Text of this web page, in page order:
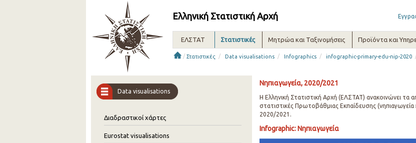
Ελληνική Στατιστική Αρχή
ΕΛΣΤΑΤ Στατιστικές Μητρώα και Ταξινομήσεις Προϊόντα και
/ Στατιστικές / Data visualisations / Infographics / infographic-primary-edu-nip-2020
Data visualisations
Διαδραστικοί χάρτες
Eurostat visualisations
Νηπιαγωγεία, 2020/2021
Η Ελληνική Στατιστική Αρχή (ΕΛΣΤΑΤ) ανακοινώνει τα
στατιστικές Πρωτοβάθμιας Εκπαίδευσης
2020/2021.
Infographic: Νηπιαγωγεία